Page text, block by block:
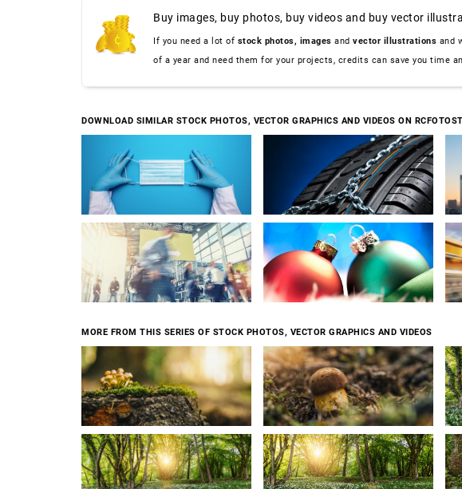
Buy images, buy photos, buy videos and buy vector
If you need a lot of stock photos, images and vector illustrations and
of a year and need them for your projects, credits can save you time
DOWNLOAD SIMILAR STOCK PHOTOS, VECTOR GRAPHICS AND VIDEOS ON
MORE FROM THIS SERIES OF STOCK PHOTOS, VECTOR GRAPHICS AND VIDEOS